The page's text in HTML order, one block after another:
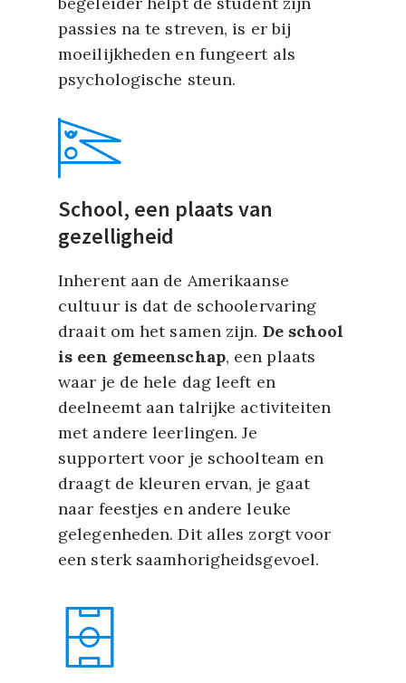
passies na te streven, is er bij
moeilijkheden en fungeert als
psychologische steun.
School, een plaats van
gezelligheid
Inherent aan de Amerikaanse
cultuur is dat de schoolervaring
draait om het samen zijn. De school
is een gemeenschap, een plaats
waar je de hele dag leeft en
deelneemt aan talrijke activiteiten
met andere leerlingen. Je
supportert voor je schoolteam en
draagt de kleuren ervan, je gaat
naar feestjes en andere leuke
gelegenheden. Dit alles zorgt voor
een sterk saamhorigheidsgevoel.